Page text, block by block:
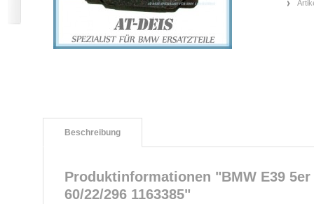
Beschreibung
Produktinformationen "BMW E39
60/22/296 1163385"